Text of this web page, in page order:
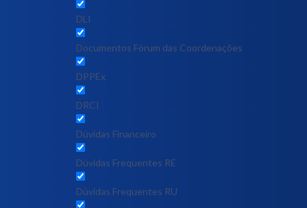
DLI
Documentos Fórum das Coordenações
DPPEx
DRCI
Dúvidas Financeiro
Dúvidas Frequentes RE
Dúvidas Frequentes RU